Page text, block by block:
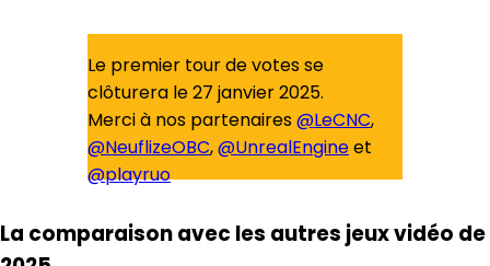
Le premier tour de votes se
clôturera le 27 janvier 2025.
Merci à nos partenaires@LeCNC,
@NeuflizeOBC,@UnrealEngineet
@playruo
— Académie des Arts et Techniques
du Jeu Vidéo (@AcademieJV)
La comparaison avec les autres jeux vidéo de